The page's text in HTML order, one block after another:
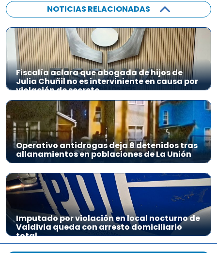
NOTICIAS RELACIONADAS
Fiscalía aclara que abogada de hijos de
Julia Chuñil no es interviniente en causa por
violación de secreto
Operativo antidrogas deja 8 detenidos tras
allanamientos en poblaciones de La Unión
Imputado por violación en local nocturno de
Valdivia queda con arresto domiciliario
total